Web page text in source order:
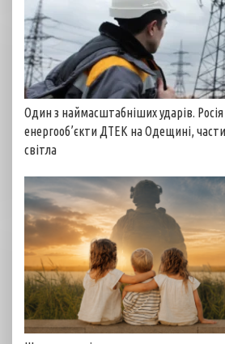
Один з наймасштабніших ударів.
енергооб’єкти ДТЕК на Одещині,
світла